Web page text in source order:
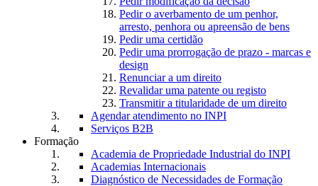
Pedir o averbamento de um penhor,
arresto, penhora ou apreensão de bens
Pedir uma certidão
Pedir uma prorrogação de prazo - marcas e
design
Renunciar a um direito
Revalidar uma patente ou registo
Transmitir a titularidade de um direito
Agendar atendimento no INPI
Serviços B2B
Formação
Academia de Propriedade Industrial do INPI
Academias Internacionais
Diagnóstico de Necessidades de Formação